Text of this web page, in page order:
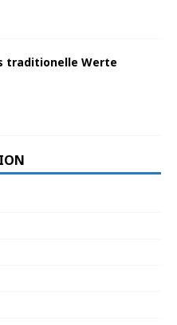
traditionelle Werte